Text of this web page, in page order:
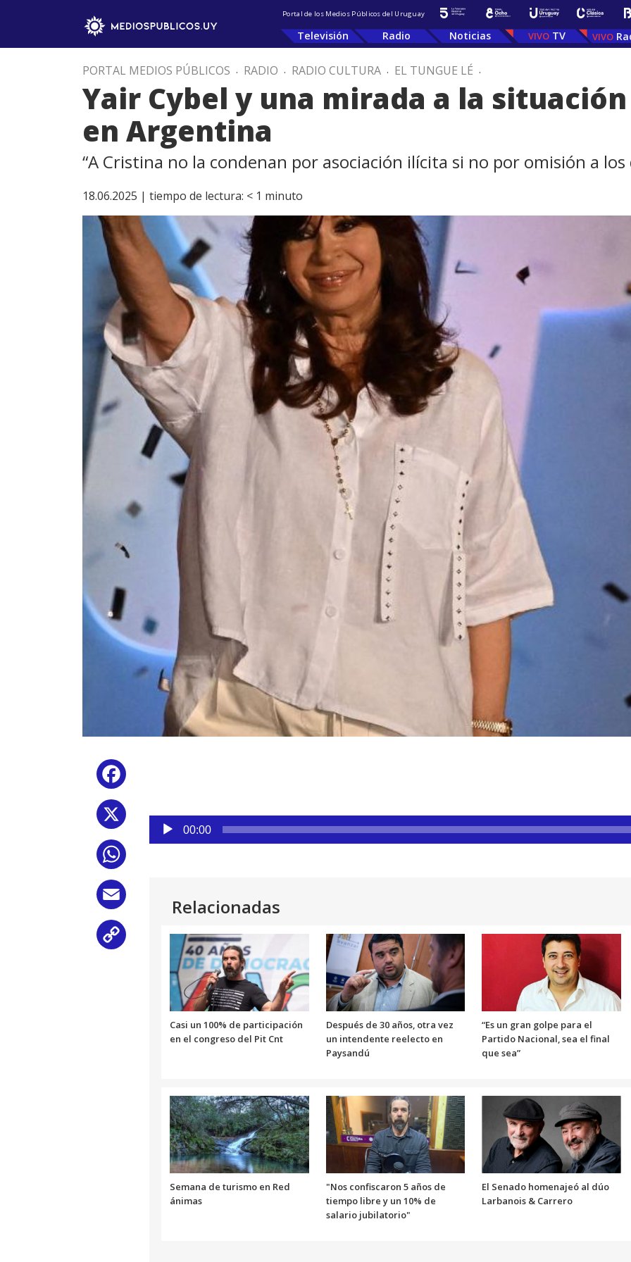
Portal de los Medios Públicos del Uruguay
Televisión Radio Noticias TV
PORTAL MEDIOS PÚBLICOS . RADIO . RADIO CULTURA . EL TUNGUE LÉ .
Yair Cybel y una mirada a la
en Argentina
“A Cristina no la condenan por asociación ilícita si no por omisión a los
18.06.2025 | tiempo de lectura: < 1 minuto
Reproductor
de
00:00
Relacionadas
Casi un 100% de participación
en el congreso del Pit Cnt
Después de 30 años, otra vez
un intendente reelecto en
Paysandú
“Es un gran golpe para el
Partido Nacional, sea el final
que sea”
Semana de turismo en Red
ánimas
"Nos confiscaron 5 años de
tiempo libre y un 10% de
salario jubilatorio"
El Senado homenajeó al dúo
Larbanois & Carrero